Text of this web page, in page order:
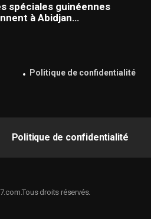
spéciales guinéennes
à Abidjan…
Politique de confidentialité
Politique de confidentialité
droits réservés.